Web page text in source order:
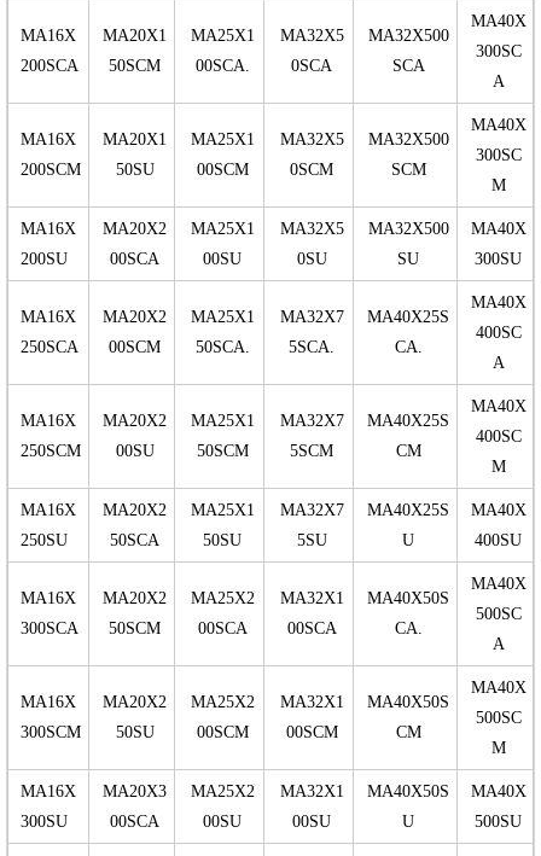
MA16X
200SCA
MA20X1
50SCM
MA25X1
00SCA.
MA32X5
0SCA
MA32X500
SCA
MA40X
300SC
A
MA16X
200SCM
MA20X1
50SU
MA25X1
00SCM
MA32X5
0SCM
MA32X500
SCM
MA40X
300SC
M
MA16X
200SU
MA20X2
00SCA
MA25X1
00SU
MA32X5
0SU
MA32X500
SU
MA40X
300SU
MA16X
250SCA
MA20X2
00SCM
MA25X1
50SCA.
MA32X7
5SCA.
MA40X25S
CA.
MA40X
400SC
A
MA16X
250SCM
MA20X2
00SU
MA25X1
50SCM
MA32X7
5SCM
MA40X25S
CM
MA40X
400SC
M
MA16X
250SU
MA20X2
50SCA
MA25X1
50SU
MA32X7
5SU
MA40X25S
U
MA40X
400SU
MA16X
300SCA
MA20X2
50SCM
MA25X2
00SCA
MA32X1
00SCA
MA40X50S
CA.
MA40X
500SC
A
MA16X
300SCM
MA20X2
50SU
MA25X2
00SCM
MA32X1
00SCM
MA40X50S
CM
MA40X
500SC
M
MA16X
300SU
MA20X3
00SCA
MA25X2
00SU
MA32X1
00SU
MA40X50S
U
MA40X
500SU